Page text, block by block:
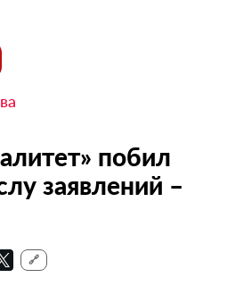
побил
заявлений –
🔗